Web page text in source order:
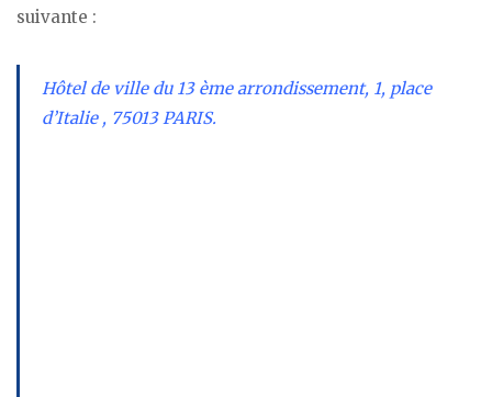
suivante :
Hôtel de ville du 13 ème arrondissement, 1, place
d’Italie , 75013 PARIS.